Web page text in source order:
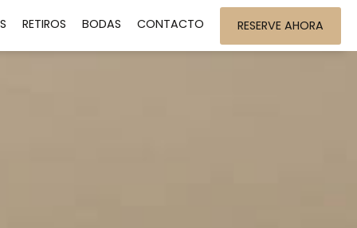
RETIROS BODAS CONTACTO RESERVE AHORA